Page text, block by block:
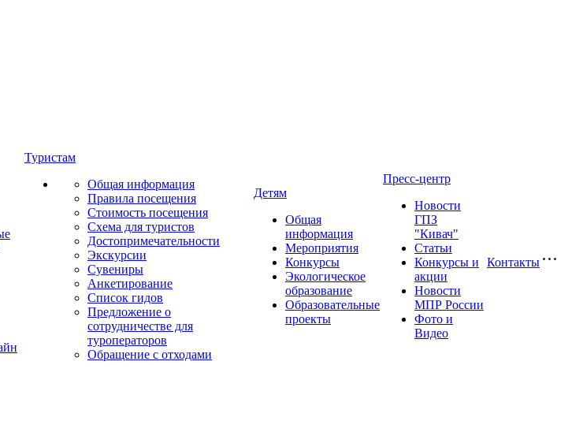
Туристам
Общая информация
Правила посещения
Стоимость посещения
Схема для туристов
Достопримечательности
Экскурсии
Сувениры
Анкетирование
Список гидов
Предложение о
сотрудничестве для
туроператоров
Обращение с отходами
Детям
Общая
информация
Мероприятия
Конкурсы
Экологическое
образование
Образовательные
проекты
Пресс-центр
Новости
ГПЗ
"Кивач"
Статьи
Конкурсы и
акции
Новости
МПР России
Фото и
Видео
Контакты